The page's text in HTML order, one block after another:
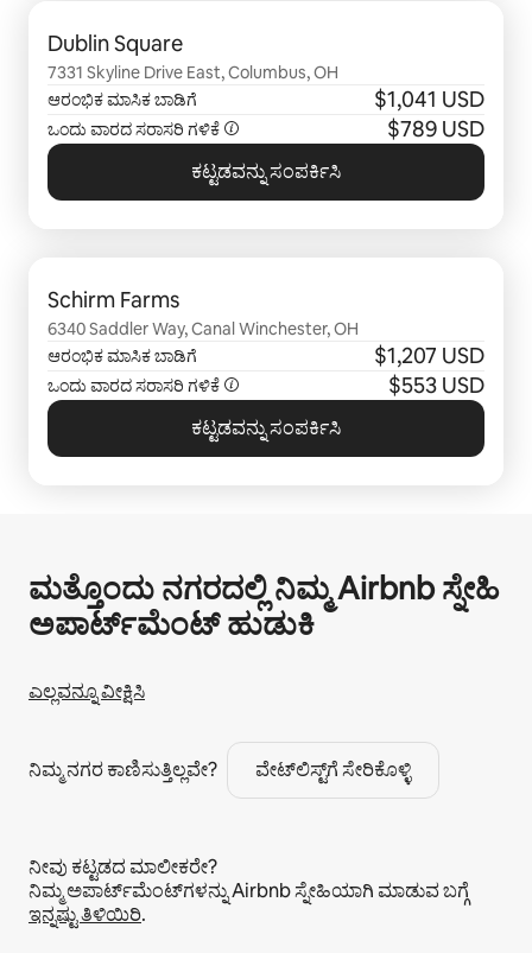
Dublin Square
7331 Skyline Drive East, Columbus, OH
ಆರಂಭಿಕ ಮಾಸಿಕ ಬಾಡಿಗೆ
$1,041 USD
ಒಂದು ವಾರದ ಸರಾಸರಿ ಗಳಿಕೆ $789 USD
ಕಟ್ಟಡವನ್ನು ಸಂಪರ್ಕಿಸಿ
Schirm Farms
6340 Saddler Way, Canal Winchester, OH
ಆರಂಭಿಕ ಮಾಸಿಕ ಬಾಡಿಗೆ
$1,207 USD
ಒಂದು ವಾರದ ಸರಾಸರಿ ಗಳಿಕೆ $553 USD
ಕಟ್ಟಡವನ್ನು ಸಂಪರ್ಕಿಸಿ
ಮತ್ತೊಂದು ನಗರದಲ್ಲಿ ನಿಮ್ಮ Airbnb ಸ್ನೇಹಿ
ಅಪಾರ್ಟ್‌ಮೆಂಟ್ ಹುಡುಕಿ
ಎಲ್ಲವನ್ನೂ ವೀಕ್ಷಿಸಿ
ನಿಮ್ಮ ನಗರ ಕಾಣಿಸುತ್ತಿಲ್ಲವೇ? ವೇಟ್‌ಲಿಸ್ಟ್‌ಗೆ ಸೇರಿಕೊಳ್ಳಿ
ನೀವು ಕಟ್ಟಡದ ಮಾಲೀಕರೇ?
ನಿಮ್ಮ ಅಪಾರ್ಟ್‌ಮೆಂಟ್‌ಗಳನ್ನು Airbnb ಸ್ನೇಹಿಯಾಗಿ ಮಾಡುವ ಬಗ್ಗೆ
ಇನ್ನಷ್ಟು ತಿಳಿಯಿರಿ.